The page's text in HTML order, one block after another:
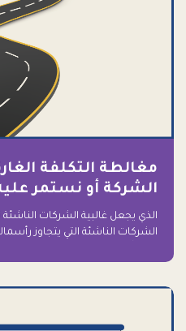
مغالطة التكلفة
الشركة أو نستمر
الذي يجعل غالبية الشركات
الشركات الناشئة التي يتجاوز